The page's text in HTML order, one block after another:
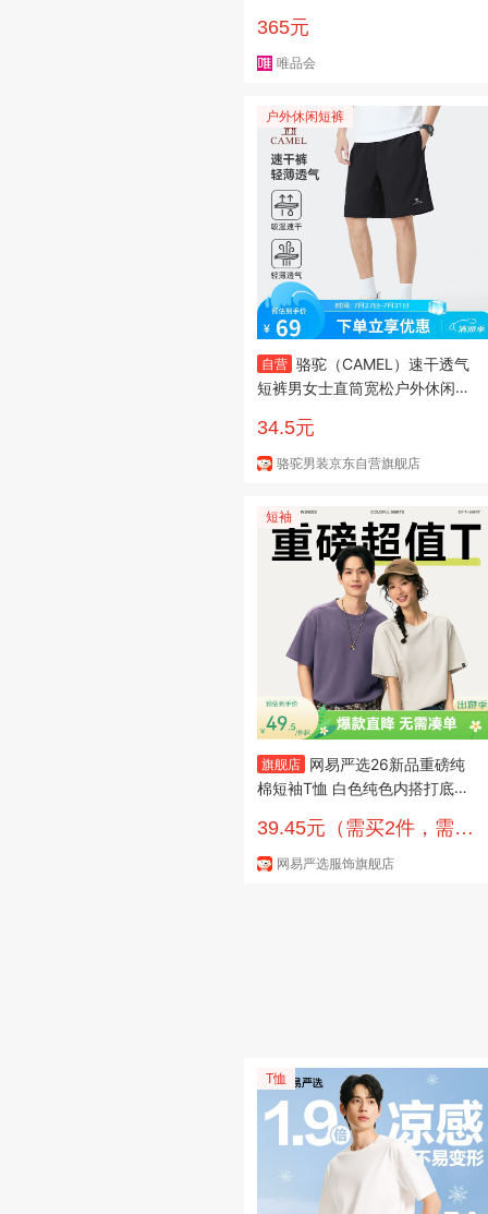
365元
唯品会
户外休闲短裤
自营 骆驼（CAMEL）速干透气
短裤男女士直筒宽松户外休闲运
34.5元
骆驼男装京东自营旗舰店
短袖
旗舰店
网易严选26新品重磅纯
棉短袖T恤 白色纯色内搭打底半
合90-115斤
39.45元（需买2件，需用
网易严选服饰旗舰店
T恤